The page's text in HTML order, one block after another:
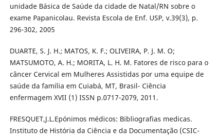
unidade Básica de Saúde da cidade de Natal/RN sobre o
exame Papanicolau. Revista Escola de Enf. USP, v.39(3), p.
296-302, 2005
DUARTE, S. J. H.; MATOS, K. F.; OLIVEIRA, P. J. M. O;
MATSUMOTO, A. H.; MORITA, L. H. M. Fatores de risco para o
câncer Cervical em Mulheres Assistidas por uma equipe de
saúde da família em Cuiabá, MT, Brasil- Ciência
enfermagem XVII (1) ISSN p.0717-2079, 2011.
FRESQUET,J.L.Epónimos médicos: Bibliografias medicas.
Instituto de História da Ciência e da Documentação (CSIC-